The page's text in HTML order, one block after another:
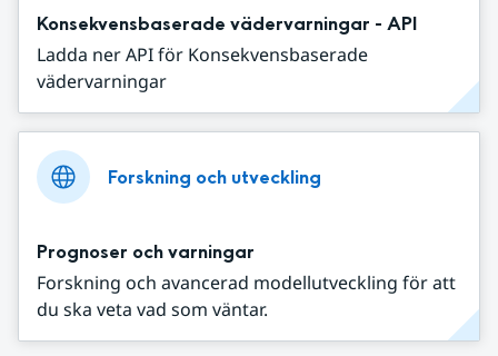
Konsekvensbaserade vädervarningar - API
Ladda ner API för Konsekvensbaserade
vädervarningar
Forskning och utveckling
Prognoser och varningar
Forskning och avancerad modellutveckling för att
du ska veta vad som väntar.